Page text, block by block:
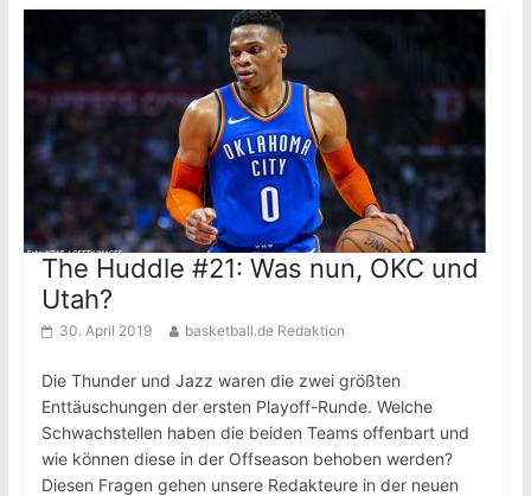
The Huddle #21: Was nun, OKC und
Utah?
30. April 2019 basketball.de Redaktion
Die Thunder und Jazz waren die zwei größten
Enttäuschungen der ersten Playoff-Runde. Welche
Schwachstellen haben die beiden Teams offenbart und
wie können diese in der Offseason behoben werden?
Diesen Fragen gehen unsere Redakteure in der neuen